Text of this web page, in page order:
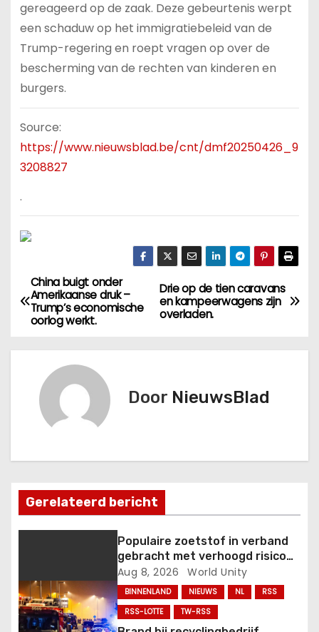
gereageerd op de zaak. Deze gebeurtenis werpt
een schaduw op het immigratiebeleid van de
Trump-regering en roept vragen op over de
bescherming van de rechten van kinderen en
burgers.
Source:
https://www.nieuwsblad.be/cnt/dmf20250426_9
3208827
.
B
e
r
t
n
a
i
g
Drie op de tien caravans
en kampeerwagens zijn
overladen.
China buigt onder
Amerikaanse druk –
Trump’s economische
oorlog werkt.
Door NieuwsBlad
Gerelateerd bericht
Populaire zoetstof in verband
gebracht met verhoogd risico
op bloedstolsels, hartaanval en
beroerte.
Aug 8, 2026 World Unity
BINNENLAND NIEUWS NL
RSS
RSS-LOTTE
TW-RSS